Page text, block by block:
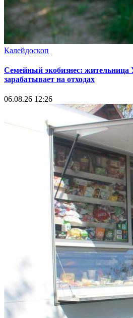
Калейдоскоп
Семейный экобизнес: жительница
зарабатывает на отходах
06.08.26 12:26